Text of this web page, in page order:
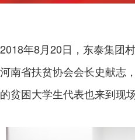
2018年8月20日，东泰集团
河南省扶贫协会会长史献志
的贫困大学生代表也来到现